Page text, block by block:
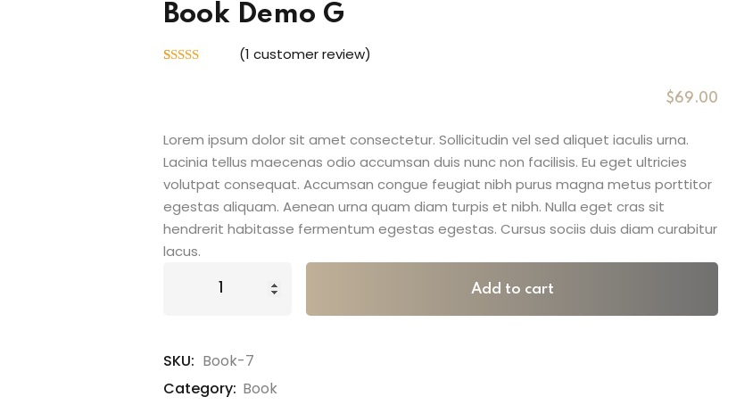
Book Demo G
(1 customer review)
$69.00
Lorem ipsum dolor sit amet consectetur. Sollicitudin vel sed aliquet iaculis urna.
Lacinia tellus maecenas odio accumsan duis nunc non facilisis. Eu eget ultricies
volutpat consequat. Accumsan congue feugiat nibh purus magna metus porttitor
egestas aliquam. Aenean urna quam diam turpis et nibh. Nulla eget cras sit
hendrerit habitasse fermentum egestas egestas. Cursus sociis duis diam curabitur
lacus.
Add to cart
SKU: Book-7
Category: Book